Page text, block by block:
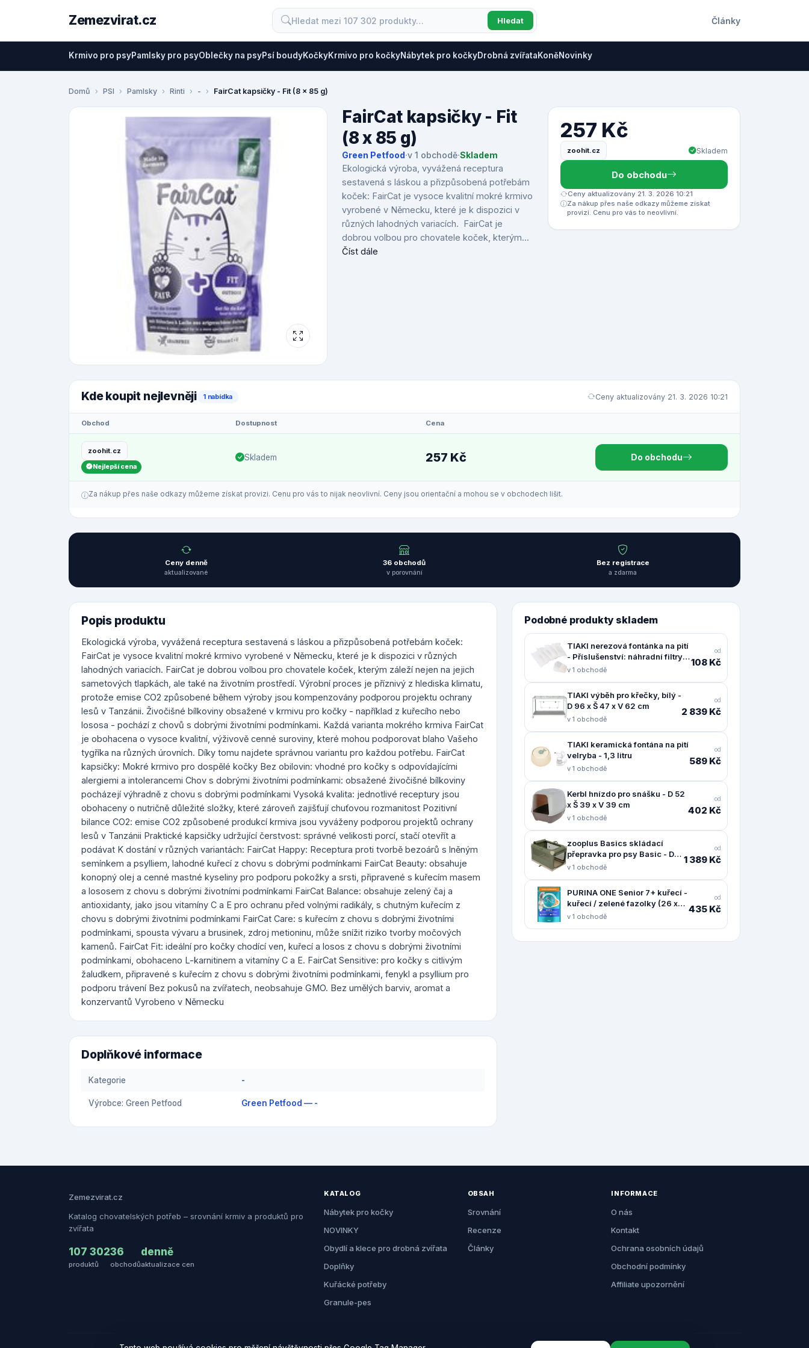
Zemezvirat.cz Hledat Články
Krmivo pro psyPamlsky pro psyOblečky na psyPsí boudyKočkyKrmivo pro kočkyNábytek pro kočkyDrobná zvířataKoněNovinky
Domů PSI Pamlsky Rinti - FairCat kapsičky - Fit (8 x 85 g)
FairCat kapsičky - Fit
(8 x 85 g)
Green Petfood·v 1 obchodě·Skladem
Ekologická výroba, vyvážená receptura
sestavená s láskou a přizpůsobená potřebám
koček: FairCat je vysoce kvalitní mokré krmivo
vyrobené v Německu, které je k dispozici v
různých lahodných variacích. FairCat je
dobrou volbou pro chovatele koček, kterým...
Číst dále
257 Kč
zoohit.cz Skladem
Do obchodu
Ceny aktualizovány 21. 3. 2026 10:21
Za nákup přes naše odkazy můžeme získat
provizi. Cenu pro vás to neovlivní.
Kde koupit nejlevněji 1 nabídka Ceny aktualizovány 21. 3. 2026 10:21
Obchod Dostupnost Cena
zoohit.cz
Nejlepší cena
Skladem 257 Kč Do obchodu
Za nákup přes naše odkazy můžeme získat provizi. Cenu pro vás to nijak neovlivní. Ceny jsou orientační a mohou se v obchodech lišit.
Ceny denně
aktualizované
36 obchodů
v porovnání
Bez registrace
a zdarma
Popis produktu
Ekologická výroba, vyvážená receptura sestavená s láskou a přizpůsobená potřebám koček:
FairCat je vysoce kvalitní mokré krmivo vyrobené v Německu, které je k dispozici v různých
lahodných variacích. FairCat je dobrou volbou pro chovatele koček, kterým záleží nejen na jejich
sametových tlapkách, ale také na životním prostředí. Výrobní proces je příznivý z hlediska klimatu,
protože emise CO2 způsobené během výroby jsou kompenzovány podporou projektu ochrany
lesů v Tanzánii. Živočišné bílkoviny obsažené v krmivu pro kočky - například z kuřecího nebo
lososa - pochází z chovů s dobrými životními podmínkami. Každá varianta mokrého krmiva FairCat
je obohacena o vysoce kvalitní, výživově cenné suroviny, které mohou podporovat blaho Vašeho
tygříka na různých úrovních. Díky tomu najdete správnou variantu pro každou potřebu. FairCat
kapsičky: Mokré krmivo pro dospělé kočky Bez obilovin: vhodné pro kočky s odpovídajícími
alergiemi a intolerancemi Chov s dobrými životními podmínkami: obsažené živočišné bílkoviny
pocházejí výhradně z chovu s dobrými podmínkami Vysoká kvalita: jednotlivé receptury jsou
obohaceny o nutričně důležité složky, které zároveň zajišťují chuťovou rozmanitost Pozitivní
bilance CO2: emise CO2 způsobené produkcí krmiva jsou vyváženy podporou projektů ochrany
lesů v Tanzánii Praktické kapsičky udržující čerstvost: správné velikosti porcí, stačí otevřít a
podávat K dostání v různých variantách: FairCat Happy: Receptura proti tvorbě bezoárů s lněným
semínkem a psylliem, lahodné kuřecí z chovu s dobrými podmínkami FairCat Beauty: obsahuje
konopný olej a cenné mastné kyseliny pro podporu pokožky a srsti, připravené s kuřecím masem
a lososem z chovu s dobrými životními podmínkami FairCat Balance: obsahuje zelený čaj a
antioxidanty, jako jsou vitamíny C a E pro ochranu před volnými radikály, s chutným kuřecím z
chovu s dobrými životními podmínkami FairCat Care: s kuřecím z chovu s dobrými životními
podmínkami, spousta vývaru a brusinek, zdroj metioninu, může snížit riziko tvorby močových
kamenů. FairCat Fit: ideální pro kočky chodící ven, kuřecí a losos z chovu s dobrými životními
podmínkami, obohaceno L-karnitinem a vitamíny C a E. FairCat Sensitive: pro kočky s citlivým
žaludkem, připravené s kuřecím z chovu s dobrými životními podmínkami, fenykl a psyllium pro
podporu trávení Bez pokusů na zvířatech, neobsahuje GMO. Bez umělých barviv, aromat a
konzervantů Vyrobeno v Německu
Doplňkové informace
Kategorie -
Výrobce: Green Petfood Green Petfood — -
Podobné produkty skladem
TIAKI nerezová fontánka na pití
- Příslušenství: náhradní filtry
(6 kusů)
v 1 obchodě
od
108 Kč
TIAKI výběh pro křečky, bílý -
D 96 x Š 47 x V 62 cm
v 1 obchodě
od
2 839 Kč
TIAKI keramická fontána na pití
velryba - 1,3 litru
v 1 obchodě
od
589 Kč
Kerbl hnízdo pro snášku - D 52
x Š 39 x V 39 cm
v 1 obchodě
od
402 Kč
zooplus Basics skládací
přepravka pro psy Basic - D
91 x Š 61 x V 58 cm
v 1 obchodě
od
1 389 Kč
PURINA ONE Senior 7+ kuřecí -
kuřecí / zelené fazolky (26 x
85 g)
v 1 obchodě
od
435 Kč
Zemezvirat.cz
Katalog chovatelských potřeb – srovnání krmiv a produktů pro
zvířata
107 302
produktů
36
obchodů
denně
aktualizace cen
KATALOG
Nábytek pro kočky
NOVINKY
Obydlí a klece pro drobná zvířata
Doplňky
Kuřácké potřeby
Granule-pes
OBSAH
Srovnání
Recenze
Články
INFORMACE
O nás
Kontakt
Ochrana osobních údajů
Obchodní podmínky
Affiliate upozornění